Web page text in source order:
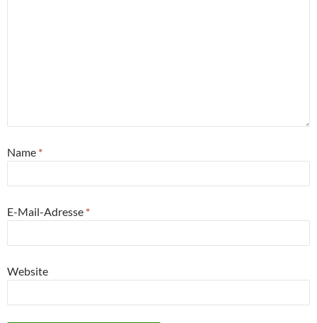
Name *
E-Mail-Adresse *
Website